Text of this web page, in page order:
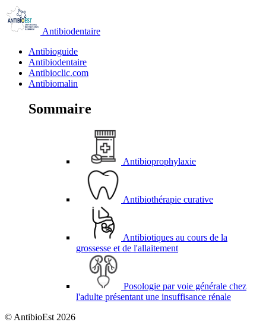
Antibiodentaire
Antibioguide
Antibiodentaire
Antibioclic.com
Antibiomalin
Sommaire
Antibioprophylaxie
Antibiothérapie curative
Antibiotiques au cours de la
grossesse et de l'allaitement
Posologie par voie générale chez
l'adulte présentant une insuffisance rénale
© AntibioEst 2026